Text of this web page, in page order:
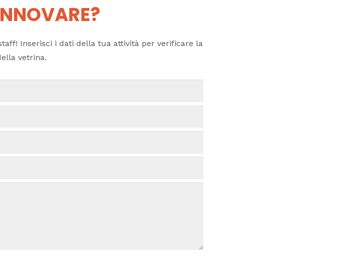
Inserisci i dati della tua attività per verificare la
vetrina.